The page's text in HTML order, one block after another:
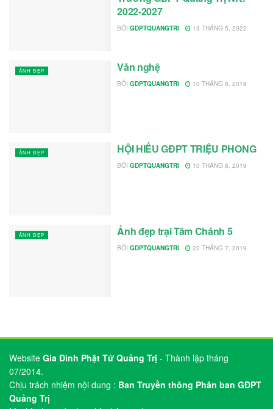
2022-2027
BỞI GDPTQUANGTRI 13 THÁNG 5, 2022
ẢNH ĐẸP Văn nghệ
BỞI GDPTQUANGTRI 10 THÁNG 8, 2019
ẢNH ĐẸP HỘI HIẾU GĐPT TRIỆU PHONG
BỞI GDPTQUANGTRI 10 THÁNG 8, 2019
ẢNH ĐẸP Ảnh đẹp trại Tâm Chánh 5
BỞI GDPTQUANGTRI 22 THÁNG 7, 2019
Website Gia Đình Phật Tử Quảng Trị - Thành lập tháng
07/2014.
Chịu trách nhiệm nội dung : Ban Truyền thông Phân ban GĐPT
Quảng Trị